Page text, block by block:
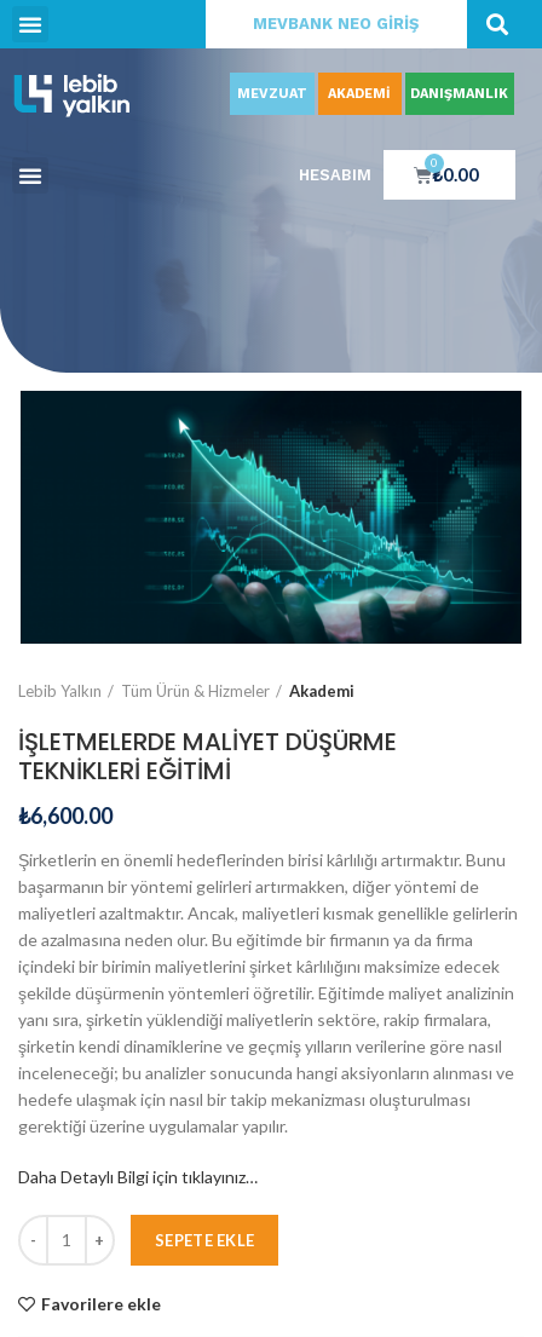
MEVBANK NEO GİRİŞ
MEVZUAT AKADEMİ DANIŞMANLIK
HESABIM ₺0.00
0
Lebib Yalkın Tüm Ürün & Hizmeler Akademi
İŞLETMELERDE MALİYET DÜŞÜRME
TEKNİKLERİ EĞİTİMİ
₺6,600.00
Şirketlerin en önemli hedeflerinden birisi kârlılığı artırmaktır. Bunu
başarmanın bir yöntemi gelirleri artırmakken, diğer yöntemi de
maliyetleri azaltmaktır. Ancak, maliyetleri kısmak genellikle gelirlerin
de azalmasına neden olur. Bu eğitimde bir firmanın ya da firma
içindeki bir birimin maliyetlerini şirket kârlılığını maksimize edecek
şekilde düşürmenin yöntemleri öğretilir. Eğitimde maliyet analizinin
yanı sıra, şirketin yüklendiği maliyetlerin sektöre, rakip firmalara,
şirketin kendi dinamiklerine ve geçmiş yılların verilerine göre nasıl
inceleneceği; bu analizler sonucunda hangi aksiyonların alınması ve
hedefe ulaşmak için nasıl bir takip mekanizması oluşturulması
gerektiği üzerine uygulamalar yapılır.
Daha Detaylı Bilgi için tıklayınız…
SEPETE EKLE
Favorilere ekle